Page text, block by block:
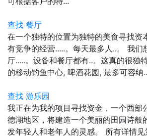
查找 餐厅
在一个独特的位置为独特的美食寻找资
有竞争的经营.....。每天最多人..。 我们
厅.....。设备和餐厅都有..。这真的很独
的移动钓鱼中心, 啤酒花园, 最多可容纳
查找 游乐园
我正在为我的项目寻找资金，一个西部
德湖地区，将建造一个美丽的田园诗般
发年轻人和老年人的灵感。 所有详情见